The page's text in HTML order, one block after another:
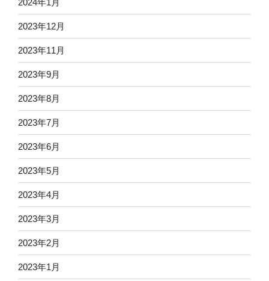
2023年12月
2023年11月
2023年9月
2023年8月
2023年7月
2023年6月
2023年5月
2023年4月
2023年3月
2023年2月
2023年1月